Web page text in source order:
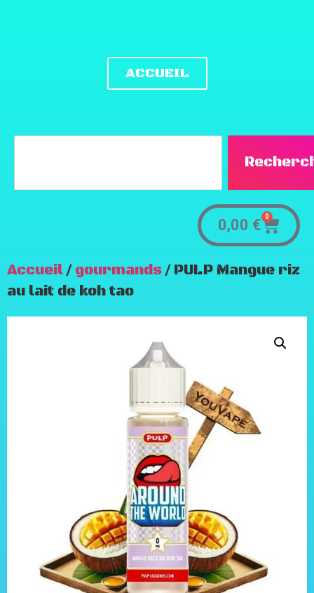
ACCUEIL
0,00 € 0
Accueil/ gourmands/ PULP Mangue riz
au lait de koh tao